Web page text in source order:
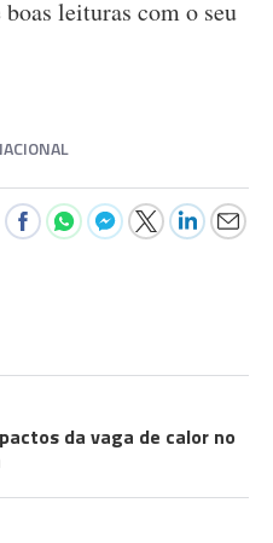
leituras com o seu
da vaga de calor no